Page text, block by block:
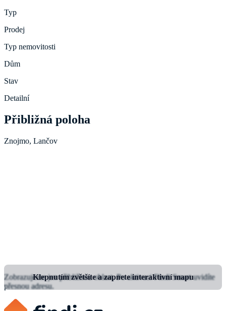
Typ
Prodej
Typ nemovitosti
Dům
Stav
Detailní
Přibližná poloha
Znojmo, Lančov
Klepnutím zvětšíte a zapnete interaktivní mapu
Zobrazujeme jen přibližnou oblast.Po aktivaci Findi Smart uvidíte
přesnou adresu.